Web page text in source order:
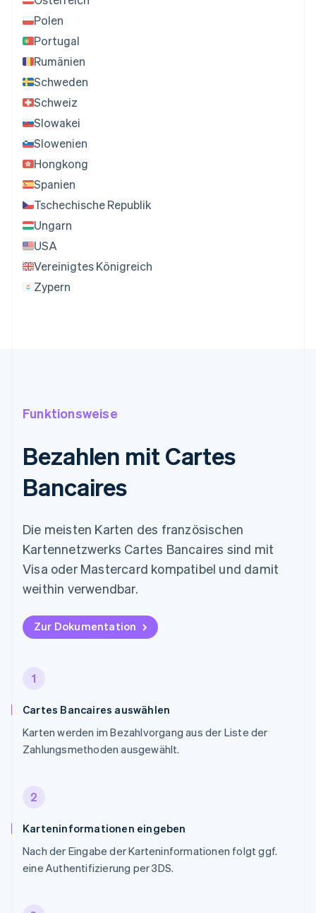
Polen
Portugal
Rumänien
Schweden
Schweiz
Slowakei
Slowenien
Hongkong
Spanien
Tschechische Republik
Ungarn
USA
Vereinigtes Königreich
Zypern
Funktionsweise
Bezahlen mit Cartes
Bancaires
Die meisten Karten des französischen
Kartennetzwerks Cartes Bancaires sind mit
Visa oder Mastercard kompatibel und damit
weithin verwendbar.
Zur Dokumentation
1
Cartes Bancaires auswählen
Karten werden im Bezahlvorgang aus der Liste der
Zahlungsmethoden ausgewählt.
2
Karteninformationen eingeben
Nach der Eingabe der Karteninformationen folgt ggf.
eine Authentifizierung per 3DS.